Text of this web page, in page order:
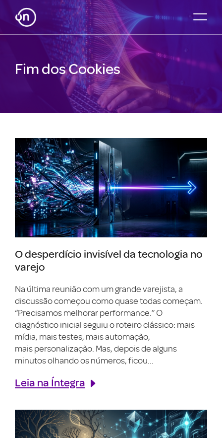
Fim dos Cookies
O desperdício invisível da tecnologia no
varejo
Na última reunião com um grande varejista, a
discussão começou como quase todas começam.
“Precisamos melhorar performance.” O
diagnóstico inicial seguiu o roteiro clássico: mais
mídia, mais testes, mais automação,
mais personalização. Mas, depois de alguns
minutos olhando os números, ficou...
Leia na Íntegra